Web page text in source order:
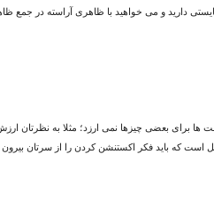
دارید و می خواهید با ظاهری آراسته در جمع
ها برای بعضی چیزها نمی ارزد؛ مثلا به
که باید فکر اکستنشن کردن را از سرتان بیرون